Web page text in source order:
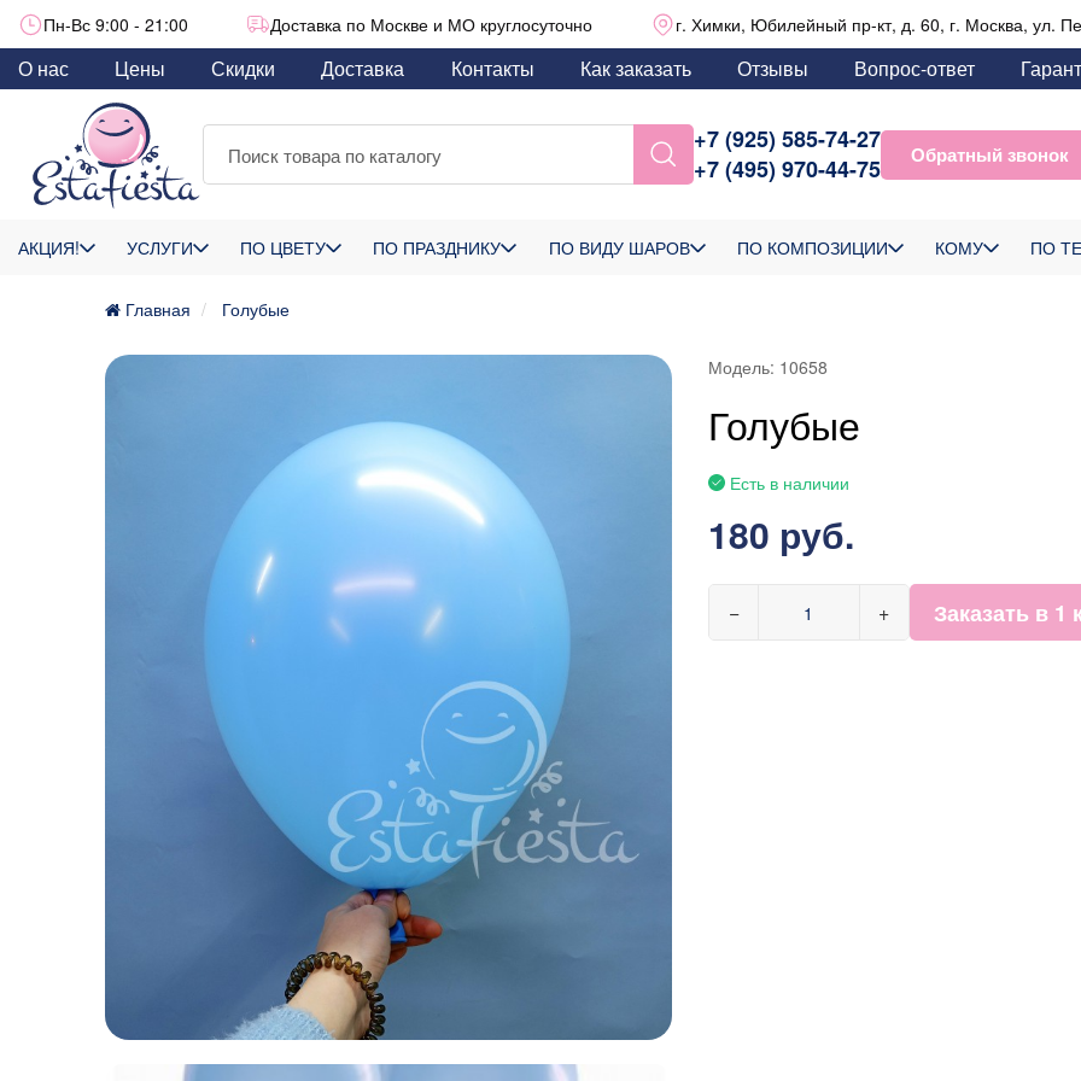
Пн-Вс 9:00 - 21:00 Доставка по Москве и МО круглосуточно г. Химки, Юбилейный пр-кт, д. 60, г. Москва, ул.
О нас Цены Скидки Доставка Контакты Как заказать Отзывы Вопрос-ответ
+7 (925) 585-74-27
+7 (495) 970-44-75
Обратный звонок
АКЦИЯ! УСЛУГИ ПО ЦВЕТУ ПО ПРАЗДНИКУ ПО ВИДУ ШАРОВ ПО КОМПОЗИЦИИ КОМУ ПО
Главная Голубые
Модель: 10658
Голубые
Есть в наличии
180 руб.
− + Заказать в 1